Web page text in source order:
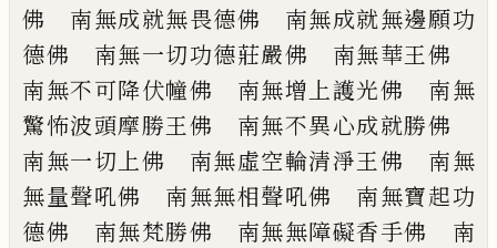
佛 南無成就無畏德佛 南無成就無邊願功
德佛 南無一切功德莊嚴佛 南無華王佛
南無不可降伏幢佛 南無增上護光佛 南無
驚怖波頭摩勝王佛 南無不異心成就勝佛
南無一切上佛 南無虛空輪清淨王佛 南無
無量聲吼佛 南無無相聲吼佛 南無寶起功
德佛 南無梵勝佛 南無無障礙香手佛 南